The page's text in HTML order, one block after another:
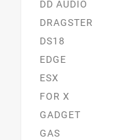
DD AUDIO
DRAGSTER
DS18
EDGE
ESX
FOR X
GADGET
GAS